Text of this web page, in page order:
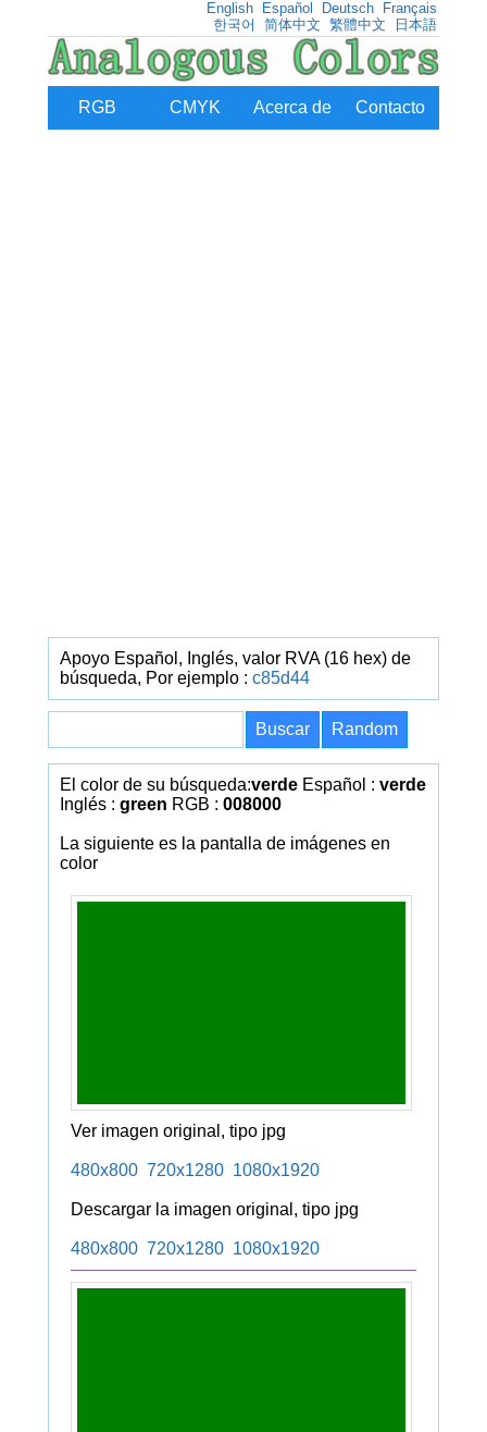
English Español Deutsch
Français
한국어
简体中文 繁體中文 日本語
RGB CMYK Acerca de Contacto
Apoyo Español, Inglés, valor RVA (16 hex) de
búsqueda, Por ejemplo : c85d44
El color de su búsqueda:verde Español : verde
Inglés : green RGB : 008000
La siguiente es la pantalla de imágenes en
color
Ver imagen original, tipo jpg
480x800 720x1280 1080x1920
Descargar la imagen original, tipo jpg
480x800 720x1280 1080x1920